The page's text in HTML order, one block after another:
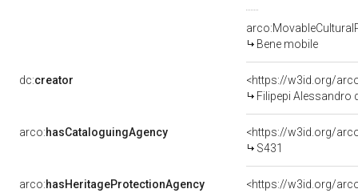
Bene mobile
dc:creator
<https://w3id.org/
Filipepi Alessandro
arco:hasCataloguingAgency
<https://w3id.org/
S431
arco:hasHeritageProtectionAgency
<https://w3id.org/